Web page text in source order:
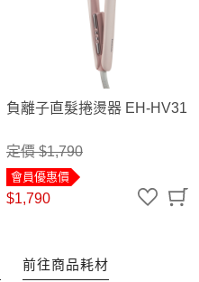
負離子直髮捲燙器 EH-HV31
定價 $1,790
會員優惠價
$1,790
前往商品耗材